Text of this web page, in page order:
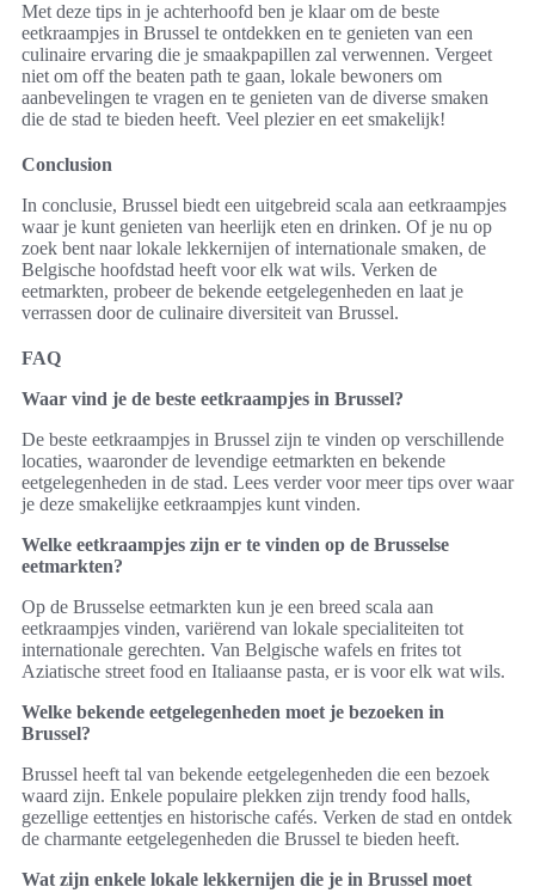
Met deze tips in je achterhoofd ben je klaar om de beste
eetkraampjes in Brussel te ontdekken en te genieten van een
culinaire ervaring die je smaakpapillen zal verwennen. Vergeet
niet om off the beaten path te gaan, lokale bewoners om
aanbevelingen te vragen en te genieten van de diverse smaken
die de stad te bieden heeft. Veel plezier en eet smakelijk!
Conclusion
In conclusie, Brussel biedt een uitgebreid scala aan eetkraampjes
waar je kunt genieten van heerlijk eten en drinken. Of je nu op
zoek bent naar lokale lekkernijen of internationale smaken, de
Belgische hoofdstad heeft voor elk wat wils. Verken de
eetmarkten, probeer de bekende eetgelegenheden en laat je
verrassen door de culinaire diversiteit van Brussel.
FAQ
Waar vind je de beste eetkraampjes in Brussel?
De beste eetkraampjes in Brussel zijn te vinden op verschillende
locaties, waaronder de levendige eetmarkten en bekende
eetgelegenheden in de stad. Lees verder voor meer tips over waar
je deze smakelijke eetkraampjes kunt vinden.
Welke eetkraampjes zijn er te vinden op de Brusselse
eetmarkten?
Op de Brusselse eetmarkten kun je een breed scala aan
eetkraampjes vinden, variërend van lokale specialiteiten tot
internationale gerechten. Van Belgische wafels en frites tot
Aziatische street food en Italiaanse pasta, er is voor elk wat wils.
Welke bekende eetgelegenheden moet je bezoeken in
Brussel?
Brussel heeft tal van bekende eetgelegenheden die een bezoek
waard zijn. Enkele populaire plekken zijn trendy food halls,
gezellige eettentjes en historische cafés. Verken de stad en ontdek
de charmante eetgelegenheden die Brussel te bieden heeft.
Wat zijn enkele lokale lekkernijen die je in Brussel moet